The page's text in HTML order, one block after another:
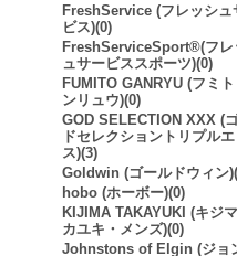
FreshService (フレッシュ
ビス)(0)
FreshServiceSport®︎(フレ
ュサービススポーツ)(0)
FUMITO GANRYU (フミ
ンリュウ)(0)
GOD SELECTION XXX (
ドセレクショントリプルエ
ス)(3)
Goldwin (ゴールドウィン
hobo (ホーボー)(0)
KIJIMA TAKAYUKI (キジ
カユキ・メンズ)(0)
Johnstons of Elgin (ジョ